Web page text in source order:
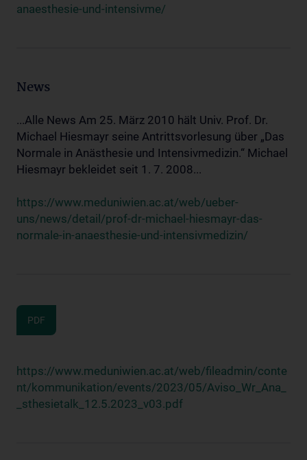
anaesthesie-und-intensivme/
News
...Alle News Am 25. März 2010 hält Univ. Prof. Dr.
Michael Hiesmayr seine Antrittsvorlesung über „Das
Normale in Anästhesie und Intensivmedizin.“ Michael
Hiesmayr bekleidet seit 1. 7. 2008...
https://www.meduniwien.ac.at/web/ueber-
uns/news/detail/prof-dr-michael-hiesmayr-das-
normale-in-anaesthesie-und-intensivmedizin/
PDF
https://www.meduniwien.ac.at/web/fileadmin/conte
nt/kommunikation/events/2023/05/Aviso_Wr_Ana_
_sthesietalk_12.5.2023_v03.pdf